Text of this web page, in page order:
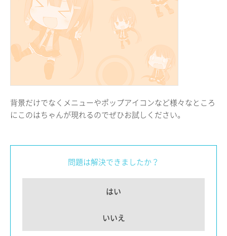
背景だけでなくメニューやポップアイコンなど様々なところ
にこのはちゃんが現れるのでぜひお試しください。
問題は解決できましたか？
はい
いいえ